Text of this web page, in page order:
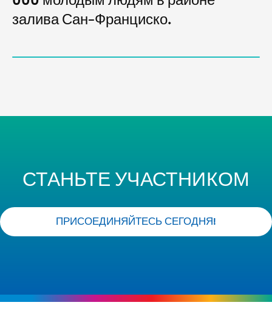
залива Сан-Франциско.
СТАНЬТЕ УЧАСТНИКОМ
ПРИСОЕДИНЯЙТЕСЬ СЕГОДНЯ!